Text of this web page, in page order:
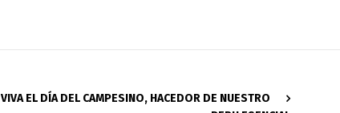
VIVA EL DÍA DEL CAMPESINO, HACEDOR DE NUESTRO